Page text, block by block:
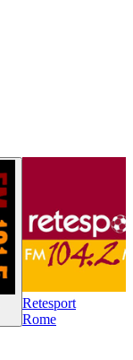
Retesport
Rome